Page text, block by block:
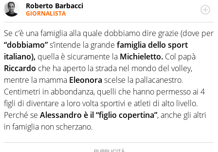
Roberto Barbacci
GIORNALISTA
Giornalista (pubblicista) sportivo a tutto campo, è il
tuttologo di Virgilio Sport. Provate a chiedergli di boxe, di
scherma, di volley o di curling: ve ne farà innamorare
Se c’è una famiglia alla quale dobbiamo dire grazie (dove per
“dobbiamo”s’intende la grande famiglia dello sport
italiano), quella è sicuramente la Michieletto. Col papà
Riccardo che ha aperto la strada nel mondo del volley,
mentre la mamma Eleonora scelse la pallacanestro.
Centimetri in abbondanza, quelli che hanno permesso ai 4
figli di diventare a loro volta sportivi e atleti di alto livello.
Perché se Alessandro è il “figlio copertina”, anche gli altri
in famiglia non scherzano.